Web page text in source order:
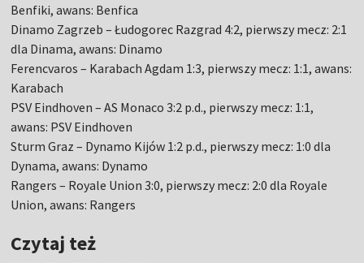
Benfiki, awans: Benfica
Dinamo Zagrzeb – Łudogorec Razgrad 4:2, pierwszy mecz: 2:1
dla Dinama, awans: Dinamo
Ferencvaros – Karabach Agdam 1:3, pierwszy mecz: 1:1, awans:
Karabach
PSV Eindhoven – AS Monaco 3:2 p.d., pierwszy mecz: 1:1,
awans: PSV Eindhoven
Sturm Graz – Dynamo Kijów 1:2 p.d., pierwszy mecz: 1:0 dla
Dynama, awans: Dynamo
Rangers – Royale Union 3:0, pierwszy mecz: 2:0 dla Royale
Union, awans: Rangers
Czytaj też